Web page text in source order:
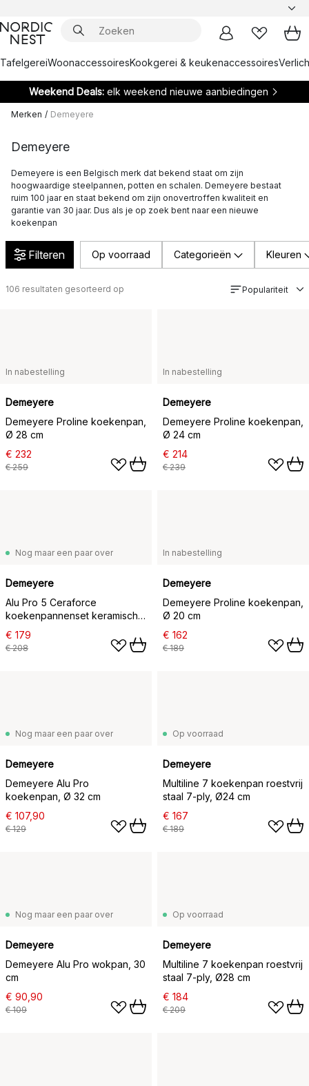
TafelgereiWoonaccessoiresKookgerei & keukenaccessoires
Weekend Deals: elk weekend nieuwe aanbiedingen
Merken / Demeyere
Demeyere
Demeyere is een Belgisch merk dat bekend staat om zijn
hoogwaardige steelpannen, potten en schalen. Demeyere bestaat
ruim 100 jaar en staat bekend om zijn onovertroffen kwaliteit en
garantie van 30 jaar. Dus als je op zoek bent naar een nieuwe
koekenpan
Filteren Op voorraad Categorieën Kleuren
106 resultaten gesorteerd op Populariteit
In nabestelling
Demeyere
Demeyere Proline koekenpan,
Ø 28 cm
€ 232
€ 259
In nabestelling
Demeyere
Demeyere Proline koekenpan,
Ø 24 cm
€ 214
€ 239
Nog maar een paar over
Demeyere
Alu Pro 5 Ceraforce
koekenpannenset keramisch
5-ply, 2-delig
€ 179
€ 208
In nabestelling
Demeyere
Demeyere Proline koekenpan,
Ø 20 cm
€ 162
€ 189
Nog maar een paar over
Demeyere
Demeyere Alu Pro
koekenpan, Ø 32 cm
€ 107,90
€ 129
Op voorraad
Demeyere
Multiline 7 koekenpan roestvrij
staal 7-ply, Ø24 cm
€ 167
€ 189
Nog maar een paar over
Demeyere
Demeyere Alu Pro wokpan, 30
cm
€ 90,90
€ 109
Op voorraad
Demeyere
Multiline 7 koekenpan roestvrij
staal 7-ply, Ø28 cm
€ 184
€ 209